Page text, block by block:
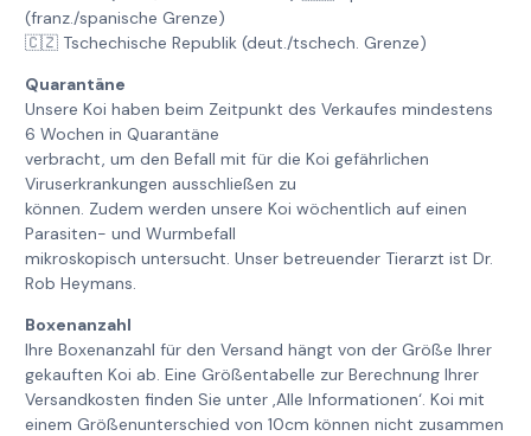
(franz./spanische Grenze)
🇨🇿 Tschechische Republik (deut./tschech. Grenze)
Quarantäne
Unsere Koi haben beim Zeitpunkt des Verkaufes mindestens
6 Wochen in Quarantäne
verbracht, um den Befall mit für die Koi gefährlichen
Viruserkrankungen ausschließen zu
können. Zudem werden unsere Koi wöchentlich auf einen
Parasiten- und Wurmbefall
mikroskopisch untersucht. Unser betreuender Tierarzt ist Dr.
Rob Heymans.
Boxenanzahl
Ihre Boxenanzahl für den Versand hängt von der Größe Ihrer
gekauften Koi ab. Eine Größentabelle zur Berechnung Ihrer
Versandkosten finden Sie unter ‚Alle Informationen‘. Koi mit
einem Größenunterschied von 10cm können nicht zusammen